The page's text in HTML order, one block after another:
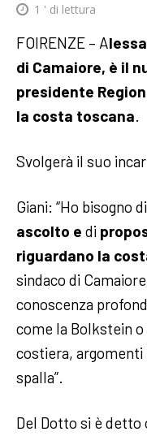
1 ' di lettura
FOIRENZE – A
di Camaiore, è il
presidente
la costa toscana.
Svolgerà il suo
Giani: “Ho bisogno
ascolto e di
riguardano la
sindaco di
conoscenza
come la Bolkstein
costiera, argomenti
spalla”.
Del Dotto si è detto